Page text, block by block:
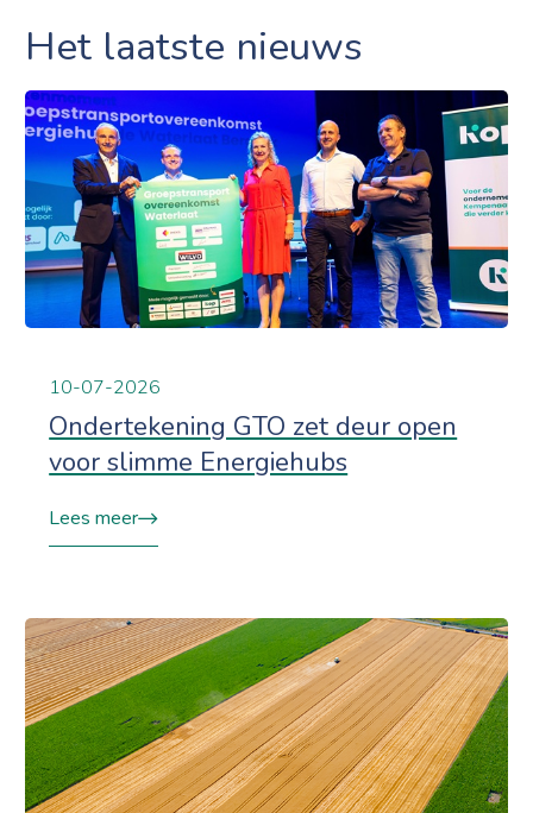
Het laatste nieuws
10-07-2026
Ondertekening GTO zet deur open
voor slimme Energiehubs
Lees meer